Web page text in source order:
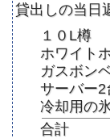
貸出しの当日
１０L樽
ホワイト
ガスボン
サーバー2
冷却用の
合計